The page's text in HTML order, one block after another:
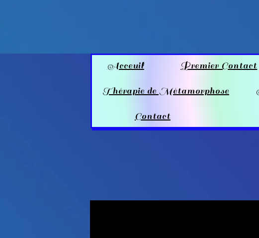
Acceuil Premier Contact
Thérapie de Métamorphose
Contact